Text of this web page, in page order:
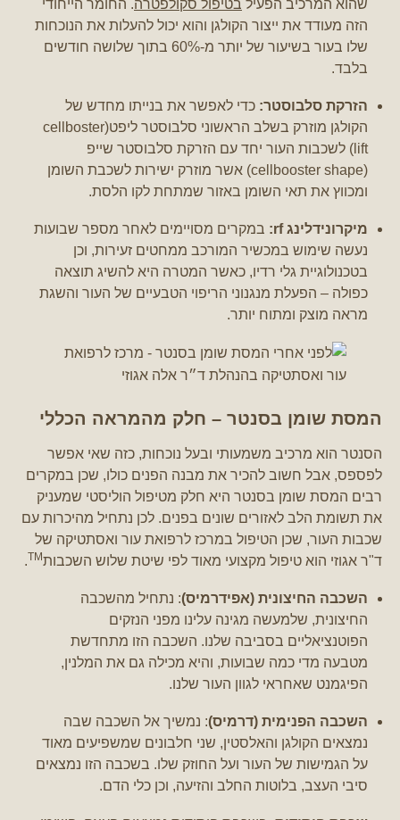
שהוא המרכיב הפעיל בטיפול סקולפטרה. החומר הייחודי
הזה מעודד את ייצור הקולגן והוא יכול להעלות את הנוכחות
שלו בעור בשיעור של יותר מ-60% בתוך שלושה חודשים
בלבד.
הזרקת סלבוסטר: כדי לאפשר את בנייתו מחדש של
הקולגן מוזרק בשלב הראשוני סלבוסטר ליפט(cellboster
lift) לשכבות העור יחד עם הזרקת סלבוסטר שייפ
(cellbooster shape) אשר מוזרק ישירות לשכבת השומן
ומכווץ את תאי השומן באזור שמתחת לקו הלסת.
מיקרונידלינג rf:
במקרים מסויימים לאחר מספר שבועות
נעשה שימוש במכשיר המורכב ממחטים זעירות, וכן
בטכנולוגיית גלי רדיו, כאשר המטרה היא להשיג תוצאה
כפולה – הפעלת מנגנוני הריפוי הטבעיים של העור והשגת
מראה מוצק ומתוח יותר.
המסת שומן בסנטר – חלק מהמראה הכללי
הסנטר הוא מרכיב משמעותי ובעל נוכחות, כזה שאי אפשר
לפספס, אבל חשוב להכיר את מבנה הפנים כולו, שכן במקרים
רבים המסת שומן בסנטר היא חלק מטיפול הוליסטי שמעניק
את תשומת הלב לאזורים שונים בפנים. לכן נתחיל מהיכרות עם
שכבות העור, שכן הטיפול במרכז לרפואת עור ואסתטיקה של
ד"ר אגוזי הוא טיפול מקצועי מאוד לפי שיטת שלוש השכבותTM
.
השכבה החיצונית (אפידרמיס): נתחיל מהשכבה
החיצונית, שלמעשה מגינה עלינו מפני הנזקים
הפוטנציאליים בסביבה שלנו. השכבה הזו מתחדשת
מטבעה מדי כמה שבועות, והיא מכילה גם את המלנין,
הפיגמנט שאחראי לגוון העור שלנו.
השכבה הפנימית (דרמיס): נמשיך אל השכבה שבה
נמצאים הקולגן והאלסטין, שני חלבונים שמשפיעים מאוד
על הגמישות של העור ועל החוזק שלו. בשכבה הזו נמצאים
סיבי העצב, בלוטות החלב והזיעה, וכן כלי הדם.